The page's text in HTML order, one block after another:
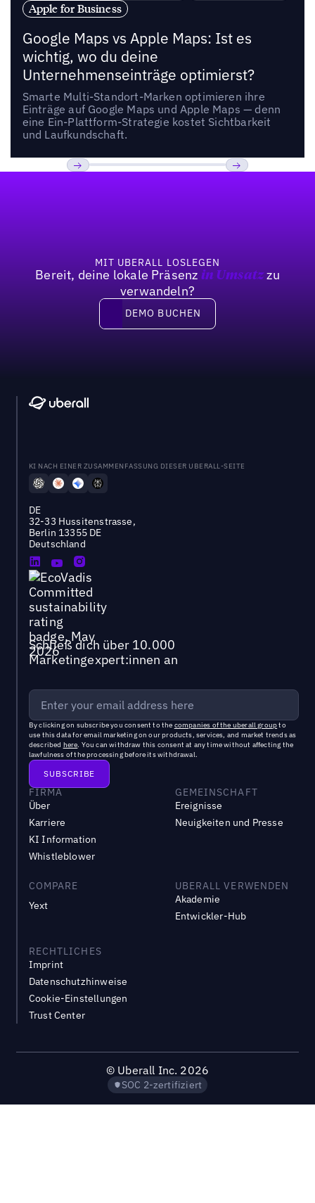
Apple for Business
Google Maps vs Apple Maps: Ist es
wichtig, wo du deine
Unternehmenseinträge optimierst?
Smarte Multi-Standort-Marken optimieren ihre
Einträge auf Google Maps und Apple Maps — denn
eine Ein-Plattform-Strategie kostet Sichtbarkeit
und Laufkundschaft.
MIT UBERALL LOSLEGEN
Bereit, deine lokale Präsenz in Umsatzzu
verwandeln?
DEMO BUCHEN
DEMO BUCHEN
KI NACH EINER ZUSAMMENFASSUNG DIESER UBERALL-SEITE
DE
32-33 Hussitenstrasse,
Berlin 13355 DE
Deutschland
Schließ dich über 10.000
Marketingexpert:innen an
By clicking on subscribe you consent to the companies of the uberall groupto
use this data for email marketing on our products, services, and market trends as
described here. You can withdraw this consent at any time without affecting the
lawfulness of the processing before its withdrawal.
FIRMA
Über
Karriere
KI Information
Whistleblower
GEMEINSCHAFT
Ereignisse
Neuigkeiten und Presse
COMPARE
Yext
UBERALL VERWENDEN
Akademie
Entwickler-Hub
RECHTLICHES
Imprint
Datenschutzhinweise
Cookie-Einstellungen
Trust Center
© Uberall Inc. 2026
SOC 2-zertifiziert